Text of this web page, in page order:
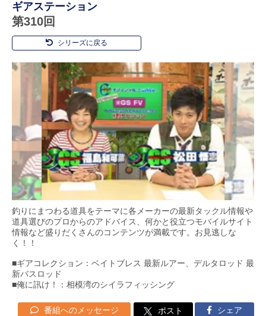
ギアステーション
第310回
シリーズに戻る
釣りにまつわる道具をテーマに各メーカーの最新タックル情報や
道具選びのプロからのアドバイス、何かと役立つモバイルサイト
情報など盛りだくさんのコンテンツが満載です。お見逃しな
く！！
■ギアコレクション：ベイトブレス 最新ルアー、デルタロッド 最
新バスロッド
■俺に訊け！：相模湾のシイラフィッシング
番組へのメッセージ ポスト シェア